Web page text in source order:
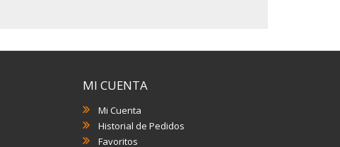
MI CUENTA
Mi Cuenta
Historial de Pedidos
Favoritos